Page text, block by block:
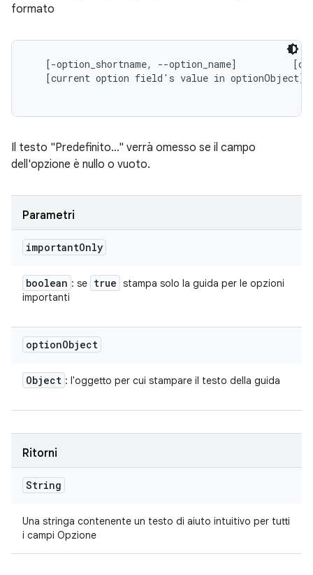
formato
[-option_shortname, --option_name]
   [current option field's value in optionObject]
Il testo "Predefinito…" verrà omesso se il campo
dell'opzione è nullo o vuoto.
Parametri
importantOnly
boolean : se true stampa solo la guida per le opzioni
importanti
optionObject
Object : l'oggetto per cui stampare il testo della guida
Ritorni
String
Una stringa contenente un testo di aiuto intuitivo per tutti
i campi Opzione